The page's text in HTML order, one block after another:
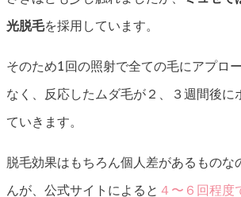
光脱毛を採用しています。
そのため1回の照射で全ての毛にアプロ
なく、反応したムダ毛が２、３週間後に
ていきます。
脱毛効果はもちろん個人差があるものな
んが、公式サイトによると ４〜６回程度